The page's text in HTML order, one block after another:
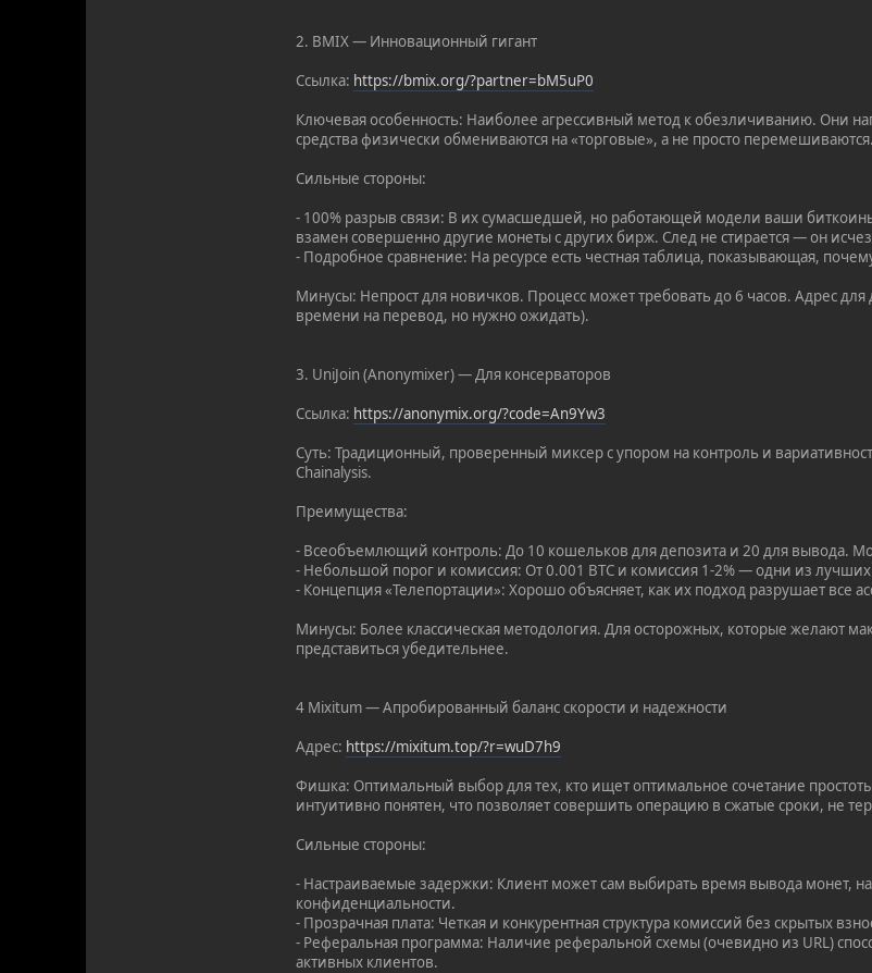
2. BMIX — Инновационный гигант
Ссылка: https://bmix.org/?partner=bM5uP0
Ключевая особенность: Наиболее агрессивный метод к обезличиванию. Они
средства физически обмениваются на «торговые», а не просто перемешиваются.
Сильные стороны:
- 100% разрыв связи: В их сумасшедшей, но работающей модели ваши
взамен совершенно другие монеты с других бирж. След не стирается — он
- Подробное сравнение: На ресурсе есть честная таблица, показывающая,
Минусы: Непрост для новичков. Процесс может требовать до 6 часов. Адрес
времени на перевод, но нужно ожидать).
3. UniJoin (Anonymixer) — Для консерваторов
Ссылка: https://anonymix.org/?code=An9Yw3
Суть: Традиционный, проверенный миксер с упором на контроль и
Chainalysis.
Преимущества:
- Всеобъемлющий контроль: До 10 кошельков для депозита и 20 для вывода.
- Небольшой порог и комиссия: От 0.001 BTC и комиссия 1-2% — одни из
- Концепция «Телепортации»: Хорошо объясняет, как их подход разрушает все
Минусы: Более классическая методология. Для осторожных, которые желают
представиться убедительнее.
4 Mixitum — Апробированный баланс скорости и надежности
Адрес: https://mixitum.top/?r=wuD7h9
Фишка: Оптимальный выбор для тех, кто ищет оптимальное сочетание
интуитивно понятен, что позволяет совершить операцию в сжатые сроки, не
Сильные стороны:
- Настраиваемые задержки: Клиент может сам выбирать время вывода монет,
конфиденциальности.
- Прозрачная плата: Четкая и конкурентная структура комиссий без скрытых
- Реферальная программа: Наличие реферальной схемы (очевидно из URL)
активных клиентов.